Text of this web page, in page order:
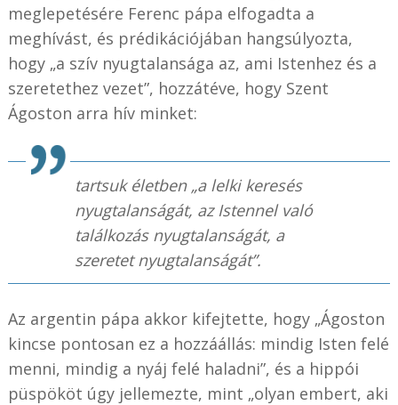
meglepetésére Ferenc pápa elfogadta a
meghívást, és prédikációjában hangsúlyozta,
hogy „a szív nyugtalansága az, ami Istenhez és a
szeretethez vezet”, hozzátéve, hogy Szent
Ágoston arra hív minket:
tartsuk életben „a lelki keresés
nyugtalanságát, az Istennel való
találkozás nyugtalanságát, a
szeretet nyugtalanságát”.
Az argentin pápa akkor kifejtette, hogy „Ágoston
kincse pontosan ez a hozzáállás: mindig Isten felé
menni, mindig a nyáj felé haladni”, és a hippói
püspököt úgy jellemezte, mint „olyan embert, aki